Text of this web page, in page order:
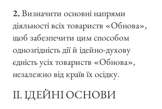
2.Визначити основні напрями
діяльності всіх товариств «Обнова»,
щоб забезпечити цим способом
однозгідність дії й ідейно-духову
єдність усіх товариств «Обнова»,
незалежно від країв їх осідку.
II. ІДЕЙНІ ОСНОВИ